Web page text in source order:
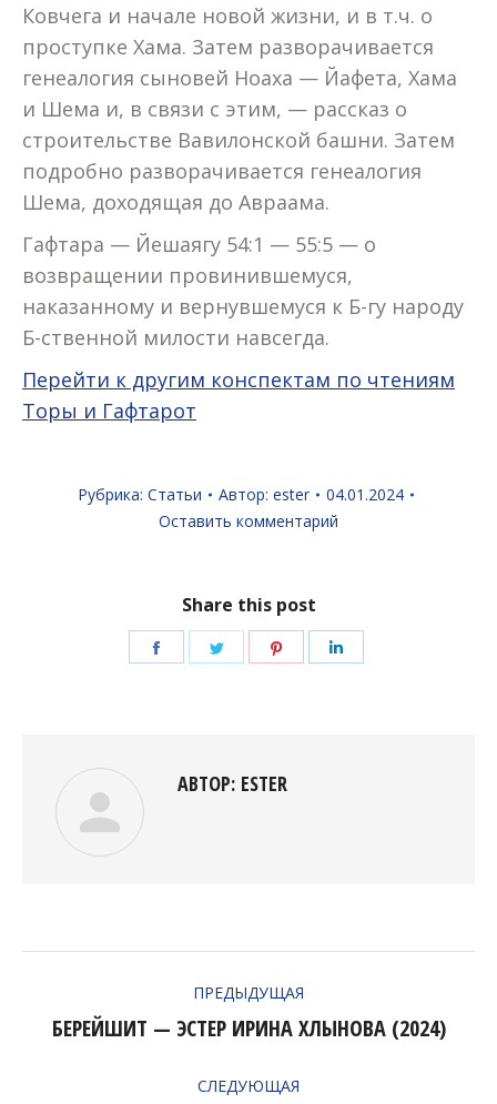
Ковчега и начале новой жизни, и в т.ч. о
проступке Хама. Затем разворачивается
генеалогия сыновей Ноаха — Йафета, Хама
и Шема и, в связи с этим, — рассказ о
строительстве Вавилонской башни. Затем
подробно разворачивается генеалогия
Шема, доходящая до Авраама.
Гафтара — Йешаягу 54:1 — 55:5 — о
возвращении провинившемуся,
наказанному и вернувшемуся к Б-гу народу
Б-ственной милости навсегда.
Перейти к другим конспектам по чтениям
Торы и Гафтарот
Рубрика: Статьи Автор: ester
04.01.2024
Оставить комментарий
Share this post
ПоделитьсяПоделитьсяПоделиться
АВТОР: ESTER
ПО
ПРЕДЫДУЩАЯ
Предыдущая
БЕРЕЙШИТ — ЭСТЕР ИРИНА ХЛЫНОВА (2024)
СЛЕДУЮЩАЯ